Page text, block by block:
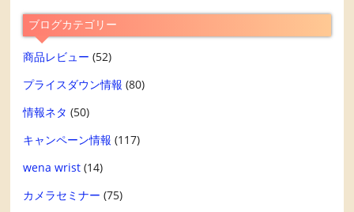
ブログカテゴリー
商品レビュー (52)
プライスダウン情報 (80)
情報ネタ (50)
キャンペーン情報 (117)
wena wrist (14)
カメラセミナー (75)